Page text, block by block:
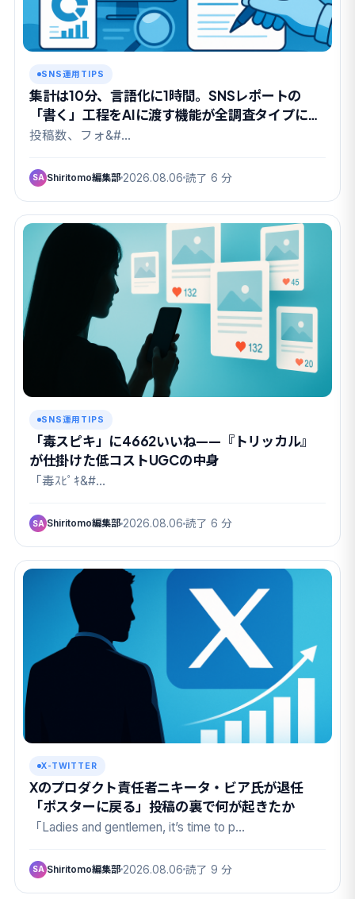
SNS運用TIPS
集計は10分、言語化に1時間。SNSレポートの
「書く」工程をAIに渡す機能が全調査タイプに広
がりました
投稿数、フォ&#…
SA Shiritomo編集部 2026.08.06 読了 6 分
SNS運用TIPS
「毒スピキ」に4662いいね——『トリッカル』
が仕掛けた低コストUGCの中身
「毒ｽﾋﾟｷ&#…
SA Shiritomo編集部 2026.08.06 読了 6 分
X-TWITTER
Xのプロダクト責任者ニキータ・ビア氏が退任
「ポスターに戻る」投稿の裏で何が起きたか
「Ladies and gentlemen, it’s time to p…
SA Shiritomo編集部 2026.08.06 読了 9 分